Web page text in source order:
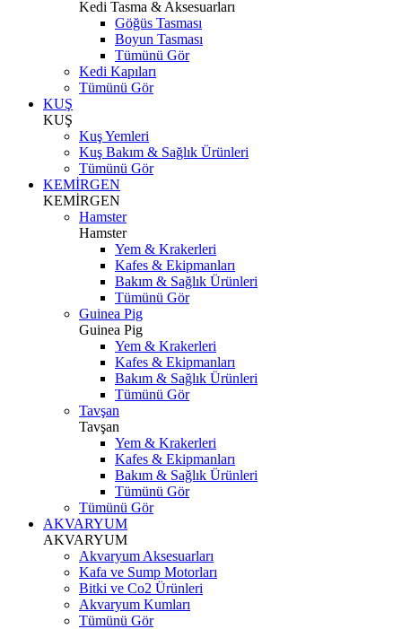
Kedi Tasma & Aksesuarları
Göğüs Tasması
Boyun Tasması
Tümünü Gör
Kedi Kapıları
Tümünü Gör
KUŞ
KUŞ
Kuş Yemleri
Kuş Bakım & Sağlık Ürünleri
Tümünü Gör
KEMİRGEN
KEMİRGEN
Hamster
Hamster
Yem & Krakerleri
Kafes & Ekipmanları
Bakım & Sağlık Ürünleri
Tümünü Gör
Guinea Pig
Guinea Pig
Yem & Krakerleri
Kafes & Ekipmanları
Bakım & Sağlık Ürünleri
Tümünü Gör
Tavşan
Tavşan
Yem & Krakerleri
Kafes & Ekipmanları
Bakım & Sağlık Ürünleri
Tümünü Gör
Tümünü Gör
AKVARYUM
AKVARYUM
Akvaryum Aksesuarları
Kafa ve Sump Motorları
Bitki ve Co2 Ürünleri
Akvaryum Kumları
Tümünü Gör